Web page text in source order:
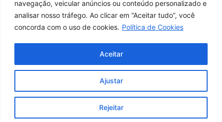
navegação, veicular anúncios ou conteúdo personalizado e
analisar nosso tráfego. Ao clicar em “Aceitar tudo”, você
concorda com o uso de cookies. Política de Cookies
Ajustar
Rejeitar
Aceitar
SIGA-NOS
Fale conosco
Manaus Clima